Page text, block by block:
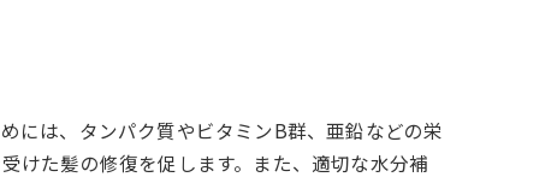
には、タンパク質やビタミンB群、亜鉛などの栄
けた髪の修復を促します。また、適切な水分補